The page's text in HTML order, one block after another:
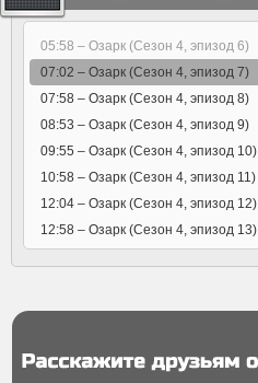
05:58 – Озарк (Сезон 4, эпизод 6)
07:02 – Озарк (Сезон 4, эпизод 7)
07:58 – Озарк (Сезон 4, эпизод 8)
08:53 – Озарк (Сезон 4, эпизод 9)
09:55 – Озарк (Сезон 4, эпизод 10)
10:58 – Озарк (Сезон 4, эпизод 11)
12:04 – Озарк (Сезон 4, эпизод 12)
12:58 – Озарк (Сезон 4, эпизод 13)